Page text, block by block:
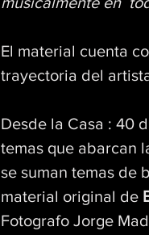
El material cuenta
trayectoria del
Desde la Casa : 40
temas que abarcan
se suman temas de
material original de
Fotografo Jorge